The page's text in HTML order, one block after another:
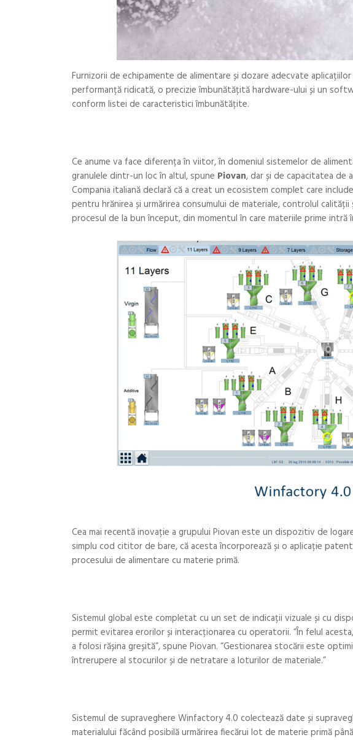
Furnizorii de echipamente de alimentare și dozare adecvate
performanță ridicată, o precizie îmbunătățită hardware-ului și un
conform listei de caracteristici îmbunătățite.
Ce anume va face diferența în viitor, în domeniul sistemelor de
granulele dintr-un loc în altul, spune Piovan, dar și de capacitatea de
Compania italiană declară că a creat un ecosistem complet care
pentru hrănirea și urmărirea consumului de materiale, controlul
procesul de la bun început, din momentul în care materiile prime
Cea mai recentă inovație a grupului Piovan este un dispozitiv de
simplu cod cititor de bare, că acesta încorporează și o aplicație
procesului de alimentare cu materie primă.
Sistemul global este completat cu un set de indicații vizuale și cu
permit evitarea erorilor și interacționarea cu operatorii. “În felul
a folosi rășina greșită”, spune Piovan. “Gestionarea stocării este
întrerupere al stocurilor și de netratare a loturilor de materiale.”
Sistemul de supraveghere Winfactory 4.0 colectează date și
materialului făcând posibilă urmărirea fiecărui lot de materie primă